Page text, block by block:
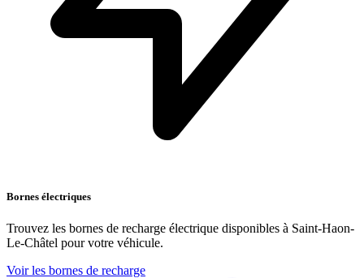
Bornes électriques
Trouvez les bornes de recharge électrique disponibles à Saint-Haon-
Le-Châtel pour votre véhicule.
Voir les bornes de recharge